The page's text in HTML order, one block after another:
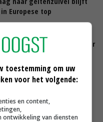
Europese top
krimpt, pluimveesector
en doe vooral ook waar
toestemming om uw
voor het volgende:
en content,
van diensten